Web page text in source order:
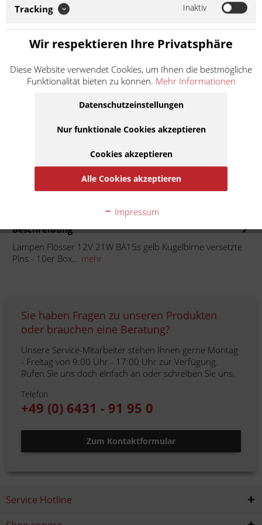
BA15s gelb Kugelbirne versetzte Pins - 10er Box Hochwertiges
Leuchtmittel Bitte zur Sicherheit den Sockel der zu ersetzenden
Glühlampe mit dem Produktfoto vergleichen oder den
Lampentyp in der...
14,50 € *
10 Stück (1,45 € * / 1 Stück)
zzgl. Versandkosten
Lieferzeit ca. 1 Werktag
In denWarenkorb
Auf die Merkliste
Beschreibung
Lampen Flösser 12V 21W BA15s gelb Kugelbirne versetzte
Pins - 10er Box... mehr
Sie haben Fragen zu unseren Produkten
oder brauchen eine Beratung?
Unsere Service-Mitarbeiter stehen Ihnen gerne Montag
- Freitag von 9:00 Uhr - 17:00 Uhr zur Verfügung.
Rufen Sie uns doch einfach an oder schreiben Sie uns.
Telefon
+49 (0) 6431 - 91 95 0
Zum Kontaktformular
Service Hotline
Tracking Inaktiv
Wir respektieren Ihre Privatsphäre
Diese Website verwendet Cookies, um Ihnen die bestmögliche
Funktionalität bieten zu können. Mehr Informationen
Datenschutzeinstellungen
Nur funktionale Cookies akzeptieren
Cookies akzeptieren
Alle Cookies akzeptieren
Impressum